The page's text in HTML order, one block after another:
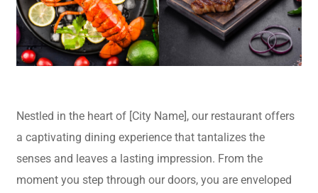
Nestled in the heart of [City Name], our restaurant offers
a captivating dining experience that tantalizes the
senses and leaves a lasting impression. From the
moment you step through our doors, you are enveloped